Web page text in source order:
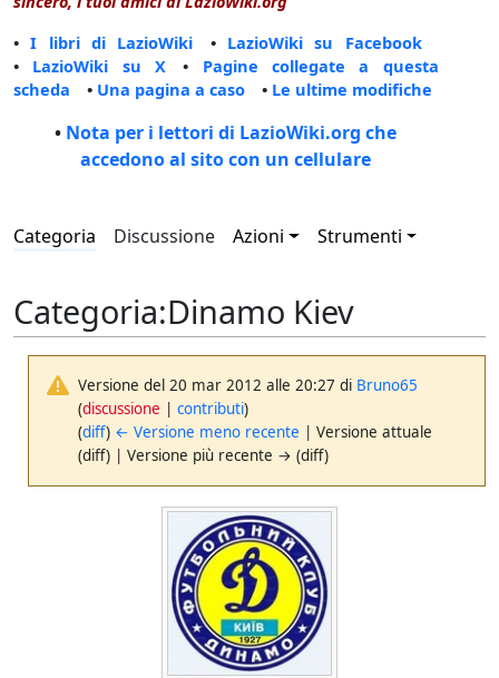
•I libri di LazioWiki • LazioWiki su Facebook
• LazioWiki su X • Pagine collegate a questa
scheda • Una pagina a caso • Le ultime modifiche
• Nota per i lettori di LazioWiki.org che
accedono al sito con un cellulare
Categoria Discussione Azioni Strumenti
Categoria:Dinamo Kiev
Versione del 20 mar 2012 alle 20:27 di Bruno65
(discussione |contributi)
(diff) ← Versione meno recente | Versione attuale
(diff) | Versione più recente → (diff)